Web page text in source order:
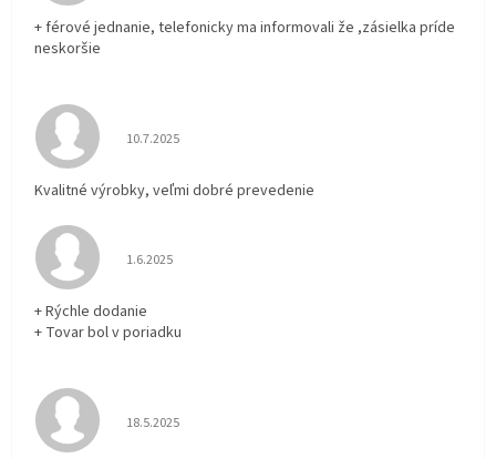
+ férové jednanie, telefonicky ma informovali že ,zásielka príde
neskoršie
Hodnotenie obchodu je 5 z 5 hviezdičiek.
10.7.2025
Kvalitné výrobky, veľmi dobré prevedenie
Hodnotenie obchodu je 5 z 5 hviezdičiek.
1.6.2025
+ Rýchle dodanie
+ Tovar bol v poriadku
Hodnotenie obchodu je 5 z 5 hviezdičiek.
18.5.2025